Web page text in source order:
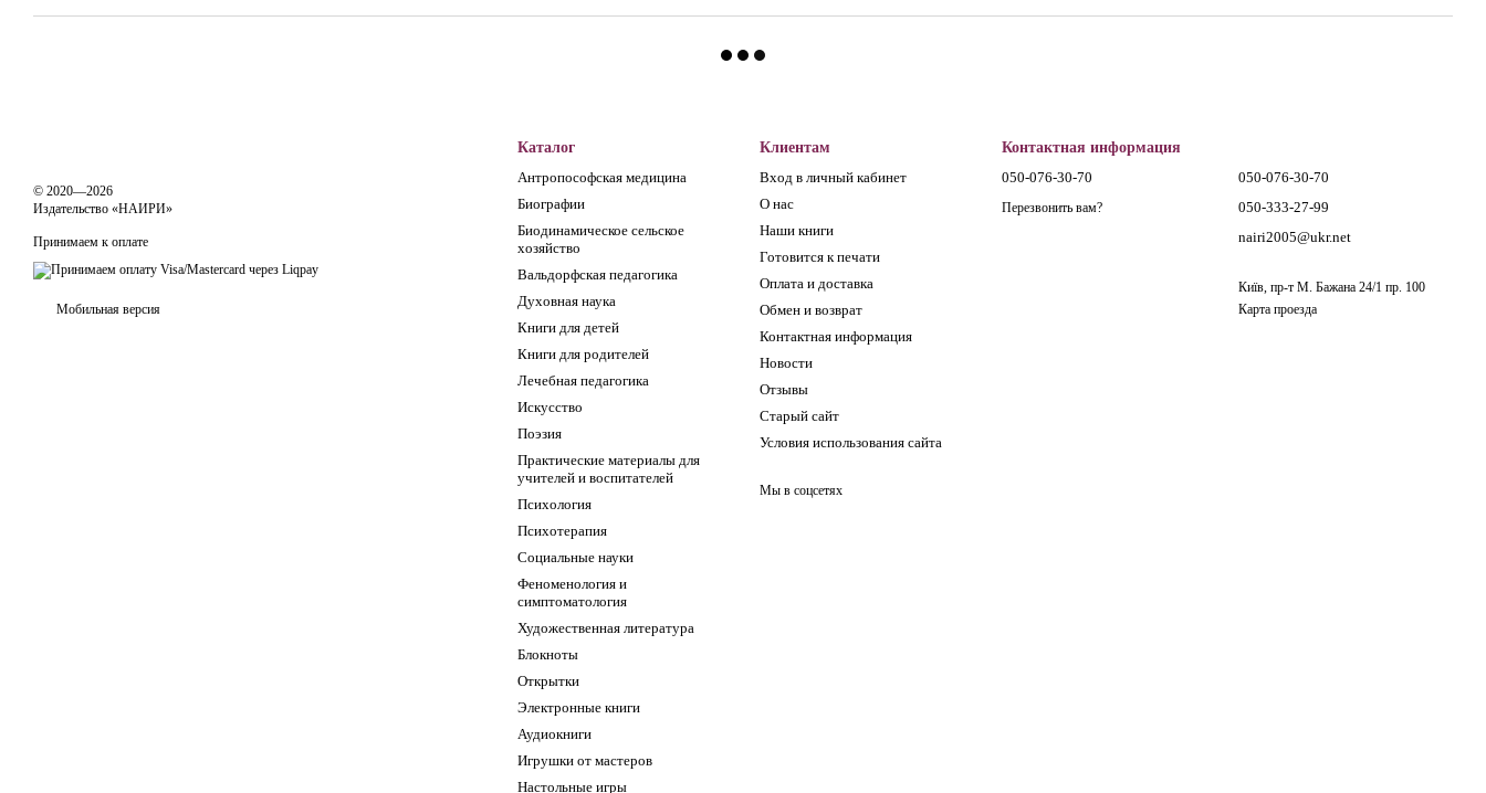
© 2020—2026
Издательство «НАИРИ»
Принимаем к оплате
Мобильная версия
Каталог
Антропософская медицина
Биографии
Биодинамическое сельское
хозяйство
Вальдорфская педагогика
Духовная наука
Книги для детей
Книги для родителей
Лечебная педагогика
Искусство
Поэзия
Практические материалы для
учителей и воспитателей
Психология
Психотерапия
Социальные науки
Феноменология и
симптоматология
Художественная литература
Блокноты
Открытки
Электронные книги
Аудиокниги
Игрушки от мастеров
Настольные игры
Клиентам
Вход в личный кабинет
О нас
Наши книги
Готовится к печати
Оплата и доставка
Обмен и возврат
Контактная информация
Новости
Отзывы
Старый сайт
Условия использования сайта
Мы в соцсетях
Контактная информация
050-076-30-70
Перезвонить вам?
050-076-30-70
050-333-27-99
nairi2005@ukr.net
Київ, пр-т М. Бажана 24/1 пр. 100
Карта проезда